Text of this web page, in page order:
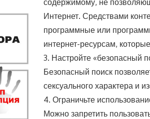
Интернет. Средствами
программные или
интернет-ресурсам,
3. Настройте «безопасный
Безопасный поиск
сексуального характера и
4. Ограничьте
Можно запретить